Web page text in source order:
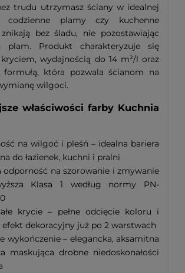
trudu utrzymasz ściany w idealnej
codzienne plamy czy kuchenne
bez śladu, nie pozostawiając
plam. Produkt charakteryzuje się
wydajnością do 14 m²/l oraz
formułą, która pozwala ścianom na
wilgoci.
właściwości farby Kuchnia
na wilgoć i pleśń – idealna bariera
do łazienek, kuchni i pralni
odporność na szorowanie i zmywanie
Klasa 1 według normy PN-
krycie – pełne odcięcie koloru i
efekt dekoracyjny już po 2 warstwach
wykończenie – elegancka, aksamitna
maskująca drobne niedoskonałości